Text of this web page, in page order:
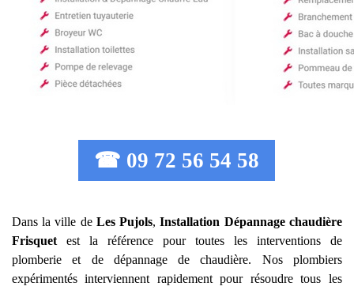
☎ 09 72 56 54 58
Dans la ville de Les Pujols,Installation Dépannage chaudière
Frisquet est la référence pour toutes les interventions de
plomberie et de dépannage de chaudière. Nos plombiers
expérimentés interviennent rapidement pour résoudre tous les